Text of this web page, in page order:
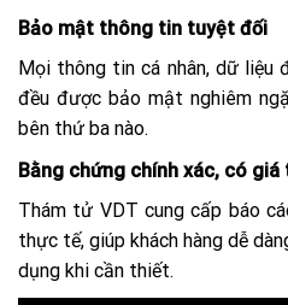
Bảo mật thông tin tuyệt đối
Mọi thông tin cá nhân, dữ
đều được bảo mật nghiêm
bên thứ ba nào.
Bằng chứng chính xác, có
Thám tử VDT cung cấp báo
thực tế, giúp khách hàng dễ
dụng khi cần thiết.